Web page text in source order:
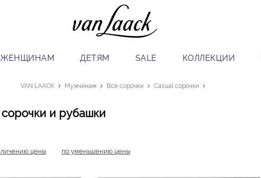
ЖЕНЩИНАМ ДЕТЯМ SALE КОЛЛЕКЦИИ
VAN LAACK Мужчинам Все сорочки Casual сорочки
и рубашки
цены по уменьшению цены